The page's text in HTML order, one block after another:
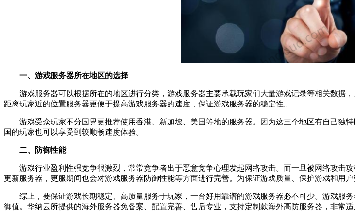
一、游戏服务器所在地区的选择
游戏服务器可以根据所在的地区进行分类，游戏服务器主要承载玩家们大量游戏记录等相关数据
距离玩家近的位置服务器更便于提高游戏服务器的速度，保证游戏服务器的稳定性。
游戏受众玩家不分国界更推荐使用香港、新加坡、美国等地的服务器。因为这三个地区有自己独
国的玩家也可以享受到较顺畅速度体验。
二、防御性能
游戏行业盈利性强竞争很激烈，常常竞争者出于恶意竞争心理发起网络攻击。而一旦被网络攻击
更新服务器，更服期间也会对游戏服务器防御性能等方面进行完善。为保证游戏质量、保护游戏和用
综上，要保证游戏长期稳定、高质量服务于玩家，一台好用靠谱的游戏服务器必不可少。游戏服
御值。华纳云所提供的海外服务器免备案、配置完善、售后专业，支持定制款海外高防服务器，非常